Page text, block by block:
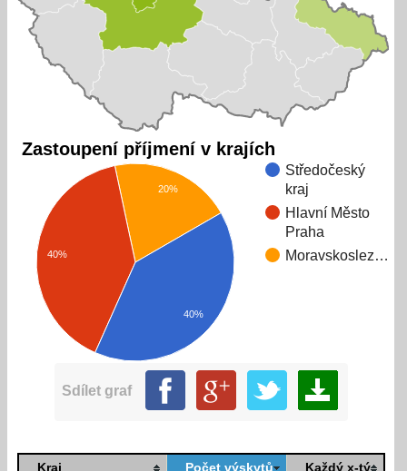
Zastoupení příjmení v krajích
Středočeský
kraj
Hlavní Město
Praha
Moravskoslez…
20%
40%
40%
Sdílet graf
Kraj Počet výskytů Každý x-tý